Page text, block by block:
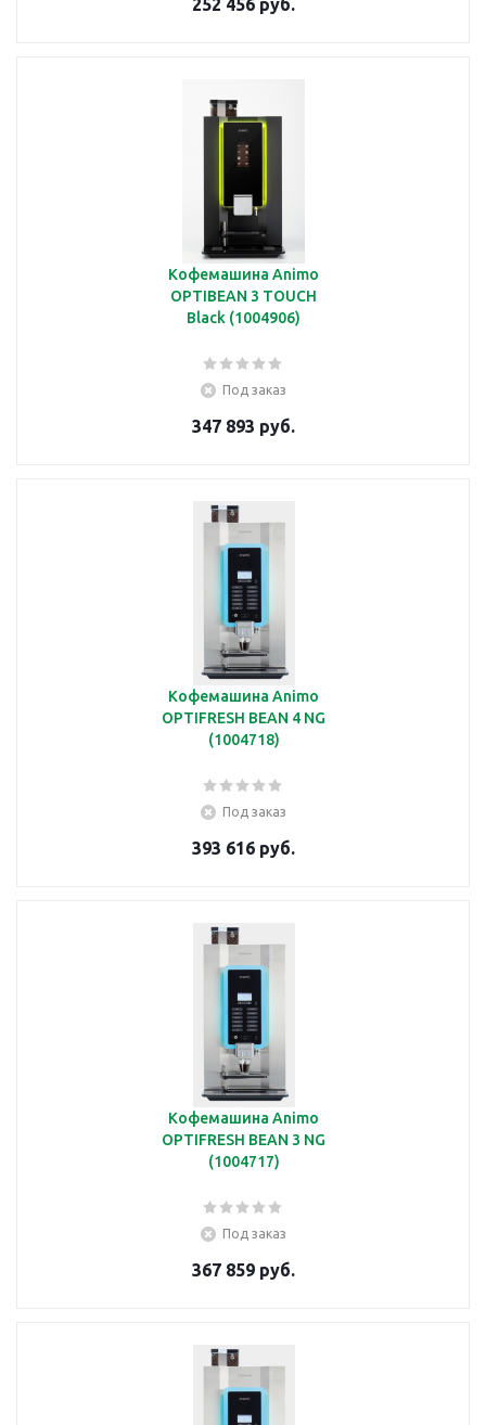
Кофемашина Animo
OPTIBEAN 3 TOUCH
Black (1004906)
Под заказ
347 893 руб.
Кофемашина Animo
OPTIFRESH BEAN 4 NG
(1004718)
Под заказ
393 616 руб.
Кофемашина Animo
OPTIFRESH BEAN 3 NG
(1004717)
Под заказ
367 859 руб.